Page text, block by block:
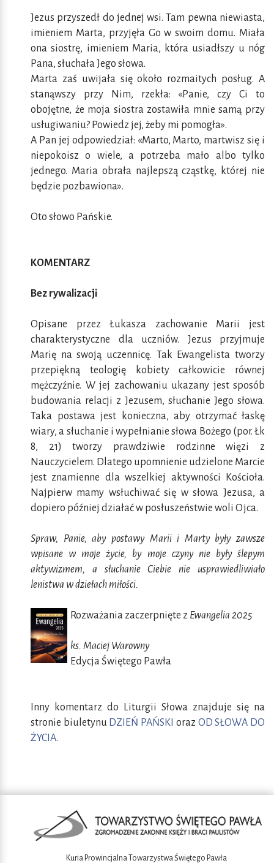
Jezus przyszedł do jednej wsi. Tam pewna niewiasta,
imieniem Marta, przyjęła Go w swoim domu. Miała
ona siostrę, imieniem Maria, która usiadłszy u nóg
Pana, słuchała Jego słowa.
Marta zaś uwijała się około rozmaitych posług. A
stanąwszy przy Nim, rzekła: «Panie, czy Ci to
obojętne, że moja siostra zostawiła mnie samą przy
usługiwaniu? Powiedz jej, żeby mi pomogła».
A Pan jej odpowiedział: «Marto, Marto, martwisz się i
niepokoisz o wiele, a potrzeba mało albo tylko
jednego. Maria obrała najlepszą cząstkę, której nie
będzie pozbawiona».
Oto słowo Pańskie.
KOMENTARZ
Bez rywalizacji
Opisane przez Łukasza zachowanie Marii jest
charakterystyczne dla uczniów. Jezus przyjmuje
Marię na swoją uczennicę. Tak Ewangelista tworzy
przepiękną teologię kobiety całkowicie równej
mężczyźnie. W jej zachowaniu ukazany jest sposób
budowania relacji z Jezusem, słuchanie Jego słowa.
Taka postawa jest konieczna, aby otrzymać łaskę
wiary, a słuchanie i wypełnianie słowa Bożego (por. Łk
8, 21) tworzy prawdziwie rodzinne więzi z
Nauczycielem. Dlatego upomnienie udzielone Marcie
jest znamienne dla wszelkiej aktywności Kościoła.
Najpierw mamy wsłuchiwać się w słowa Jezusa, a
dopiero później działać w posłuszeństwie woli Ojca.
Spraw, Panie, aby postawy Marii i Marty były zawsze
wpisane w moje życie, by moje czyny nie były ślepym
aktywizmem, a słuchanie Ciebie nie usprawiedliwiało
lenistwa w dziełach miłości.
Rozważania zaczerpnięte z Ewangelia 2025
ks. Maciej Warowny
Edycja Świętego Pawła
Inny komentarz do Liturgii Słowa znajduje się na
stronie biuletynu DZIEŃ PAŃSKI oraz OD SŁOWA DO
ŻYCIA.
Kuria Prowincjalna Towarzystwa Świętego Pawła